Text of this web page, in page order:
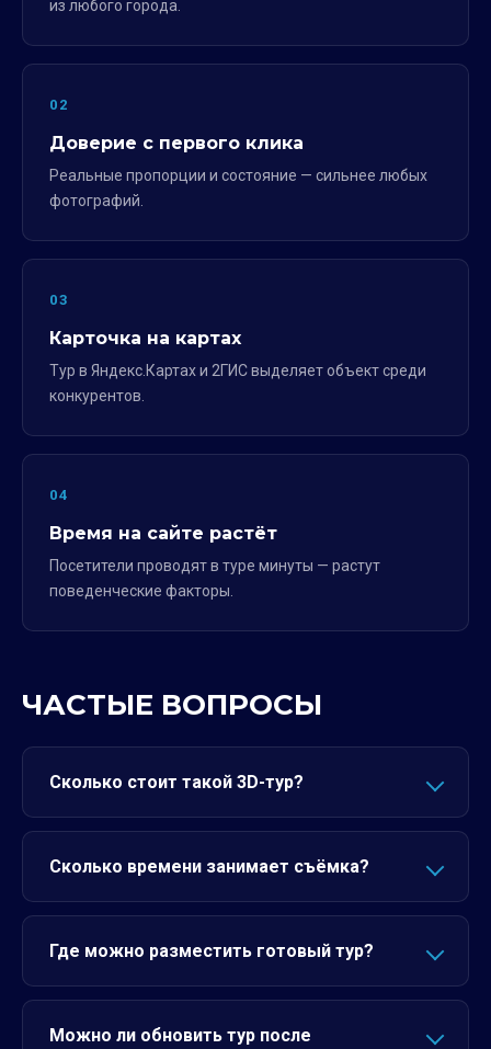
из любого города.
02
Доверие с первого клика
Реальные пропорции и состояние — сильнее любых
фотографий.
03
Карточка на картах
Тур в Яндекс.Картах и 2ГИС выделяет объект среди
конкурентов.
04
Время на сайте растёт
Посетители проводят в туре минуты — растут
поведенческие факторы.
ЧАСТЫЕ ВОПРОСЫ
Сколько стоит такой 3D-тур?
Сколько времени занимает съёмка?
Где можно разместить готовый тур?
Можно ли обновить тур после